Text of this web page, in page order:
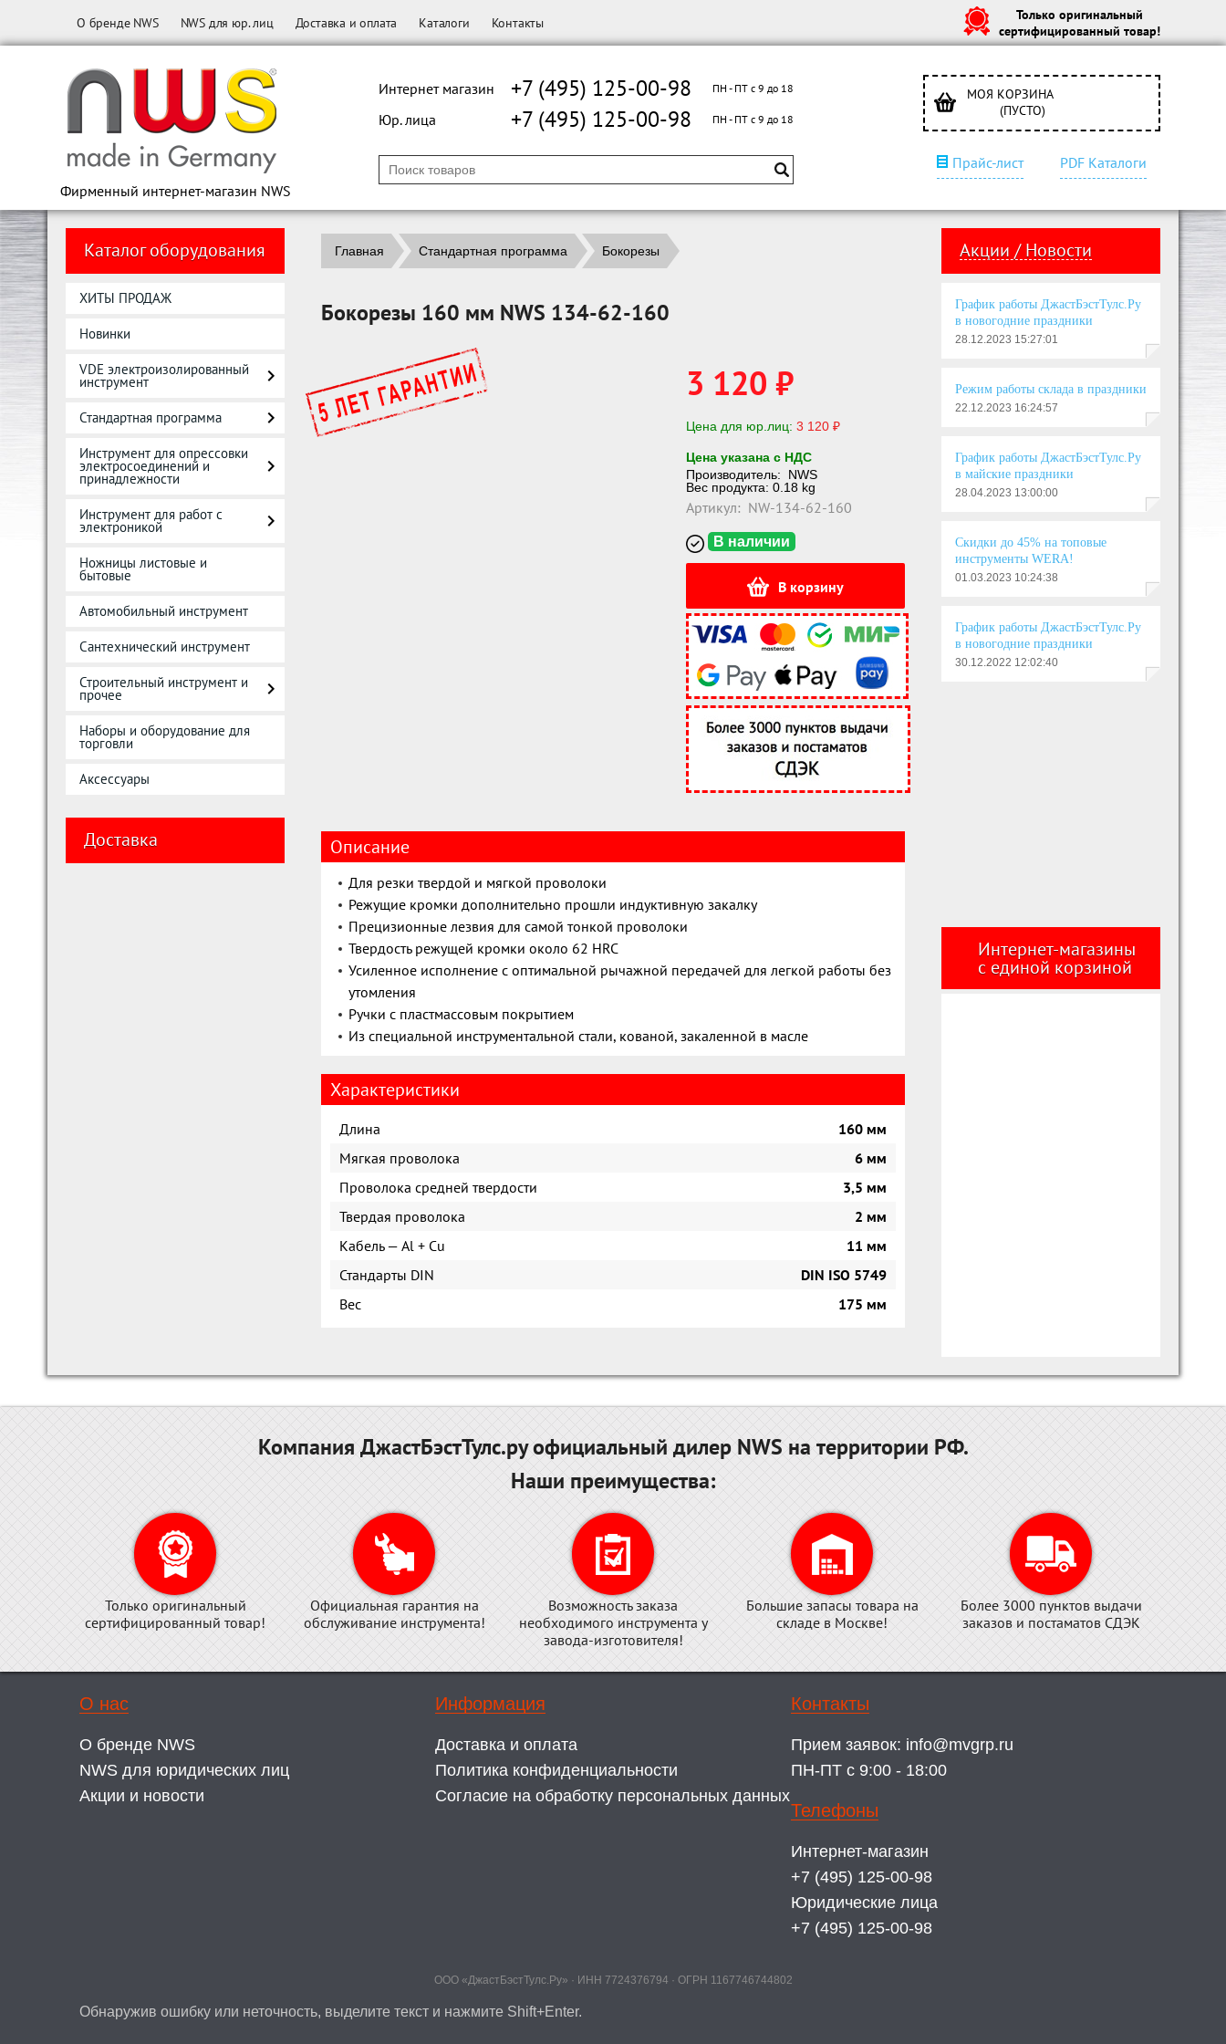
О бренде NWS NWS для юр. лиц Доставка и оплата Каталоги Контакты
Только оригинальный
сертифицированный товар!
Фирменный интернет-магазин NWS
Интернет магазин +7 (495) 125-00-98 ПН - ПТ с 9 до 18
Юр. лица +7 (495) 125-00-98 ПН - ПТ с 9 до 18
МОЯ КОРЗИНА
(ПУСТО)
Прайс-лист PDF Каталоги
Каталог оборудования
ХИТЫ ПРОДАЖ
Новинки
VDE электроизолированный
инструмент
Стандартная программа
Инструмент для опрессовки
электросоединений и
принадлежности
Инструмент для работ с
электроникой
Ножницы листовые и
бытовые
Автомобильный инструмент
Сантехнический инструмент
Строительный инструмент и
прочее
Наборы и оборудование для
торговли
Аксессуары
Доставка
Главная Стандартная программа Бокорезы
Бокорезы 160 мм NWS 134-62-160
3 120 ₽
Цена для юр.лиц: 3 120 ₽
Цена указана с НДС
Производитель:
NWS
Вес продукта: 0.18 kg
Артикул: NW-134-62-160
В наличии
В корзину
Описание
Для резки твердой и мягкой проволоки
Режущие кромки дополнительно прошли индуктивную закалку
Прецизионные лезвия для самой тонкой проволоки
Твердость режущей кромки около 62 HRC
Усиленное исполнение с оптимальной рычажной передачей для легкой работы без
утомления
Ручки с пластмассовым покрытием
Из специальной инструментальной стали, кованой, закаленной в масле
Характеристики
Длина
160 мм
Мягкая проволока
6 мм
Проволока средней твердости
3,5 мм
Твердая проволока
2 мм
Кабель — Al + Cu
11 мм
Стандарты DIN
DIN ISO 5749
Вес
175 мм
Акции / Новости
График работы ДжастБэстТулс.Ру
в новогодние праздники
28.12.2023 15:27:01
Режим работы склада в праздники
22.12.2023 16:24:57
График работы ДжастБэстТулс.Ру
в майские праздники
28.04.2023 13:00:00
Скидки до 45% на топовые
инструменты WERA!
01.03.2023 10:24:38
График работы ДжастБэстТулс.Ру
в новогодние праздники
30.12.2022 12:02:40
Интернет-магазины
с единой корзиной
Компания ДжастБэстТулс.ру официальный дилер NWS на территории РФ.
Наши преимущества:
Только оригинальный
сертифицированный товар!
Официальная гарантия на
обслуживание инструмента!
Возможность заказа
необходимого инструмента у
завода-изготовителя!
Большие запасы товара на
складе в Москве!
Более 3000 пунктов выдачи
заказов и постаматов СДЭК
О нас
О бренде NWS
NWS для юридических лиц
Акции и новости
Информация
Доставка и оплата
Политика конфиденциальности
Согласие на обработку персональных данных
Контакты
Прием заявок: info@mvgrp.ru
ПН-ПТ с 9:00 - 18:00
Телефоны
Интернет-магазин
+7 (495) 125-00-98
Юридические лица
+7 (495) 125-00-98
ООО «ДжастБэстТулс.Ру» · ИНН 7724376794 · ОГРН 1167746744802
Обнаружив ошибку или неточность, выделите текст и нажмите Shift+Enter.